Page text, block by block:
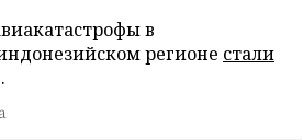
в
регионе стали